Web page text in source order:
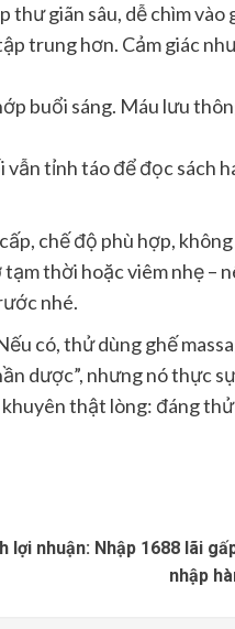
giãn sâu, dễ chìm vào
trung hơn. Cảm giác
buổi sáng. Máu lưu
vẫn tỉnh táo để đọc sách
chế độ phù hợp,
thời hoặc viêm nhẹ –
nhé.
có, thử dùng ghế
dược”, nhưng nó thực
thật lòng: đáng
lợi nhuận: Nhập 1688 lãi
nhập